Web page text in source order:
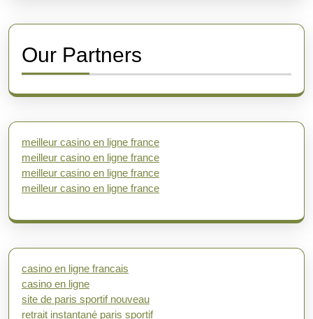
Our Partners
meilleur casino en ligne france
meilleur casino en ligne france
meilleur casino en ligne france
meilleur casino en ligne france
casino en ligne francais
casino en ligne
site de paris sportif nouveau
retrait instantané paris sportif